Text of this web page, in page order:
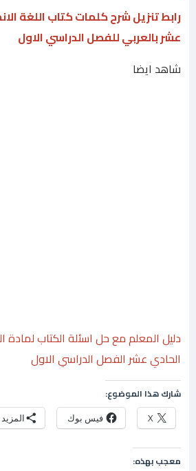
رابط تنزيل شرح كلمات كتاب اللغة
عشر بالعربي للفصل الدراسي الاول
شاهد ايضا
دليل المعلم مع حل اسئلة الكتاب لمادة
الحادي عشر الفصل الدراسي الاول
شارك هذا الموضوع:
X فيس بوك المزيد
معجب بهذه: